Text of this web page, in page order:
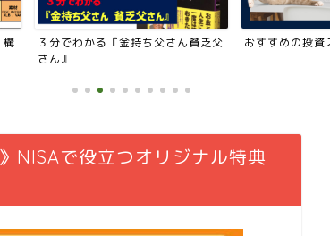
父
おすすめの投資スクール徹底解剖
超簡単！四季報
NISAで役立つオリジナル特典